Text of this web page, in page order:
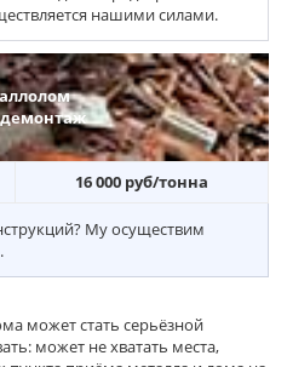
нашими силами.
16 000 руб/тонна
Му осуществим
может стать серьёзной
может не хватать места,